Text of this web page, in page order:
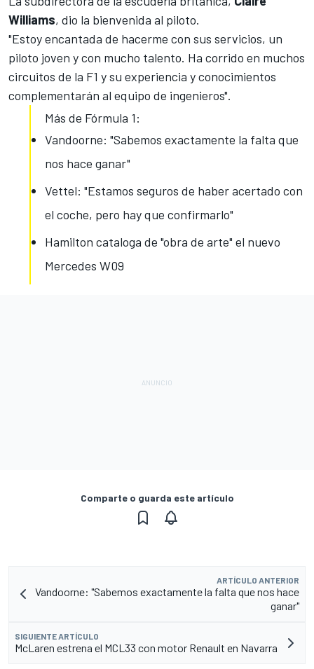
Williams, dio la bienvenida al piloto.
"Estoy encantada de hacerme con sus servicios, un
piloto joven y con mucho talento. Ha corrido en muchos
circuitos de la F1 y su experiencia y conocimientos
complementarán al equipo de ingenieros".
Más de Fórmula 1:
Vandoorne: "Sabemos exactamente la falta que
nos hace ganar"
Vettel: "Estamos seguros de haber acertado con
el coche, pero hay que confirmarlo"
Hamilton cataloga de "obra de arte" el nuevo
Mercedes W09
Comparte o guarda este artículo
ARTÍCULO ANTERIOR
Vandoorne: "Sabemos exactamente la falta que nos hace
ganar"
SIGUIENTE ARTÍCULO
McLaren estrena el MCL33 con motor Renault en Navarra